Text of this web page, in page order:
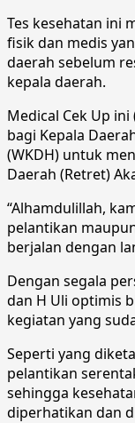
Tes kesehatan ini
fisik dan medis
daerah sebelum
kepala daerah.
Medical Cek Up
bagi Kepala
(WKDH) untuk
Daerah (Retret)
“Alhamdulillah,
pelantikan
berjalan dengan
Dengan segala
dan H Uli optimis
kegiatan yang
Seperti yang
pelantikan
sehingga
diperhatikan dan